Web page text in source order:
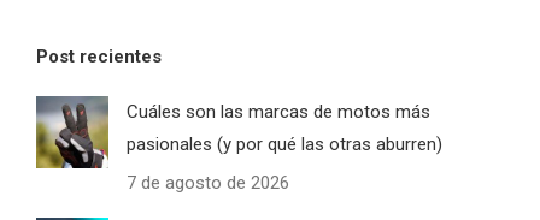
Post recientes
Cuáles son las marcas de motos más
pasionales (y por qué las otras aburren)
7 de agosto de 2026